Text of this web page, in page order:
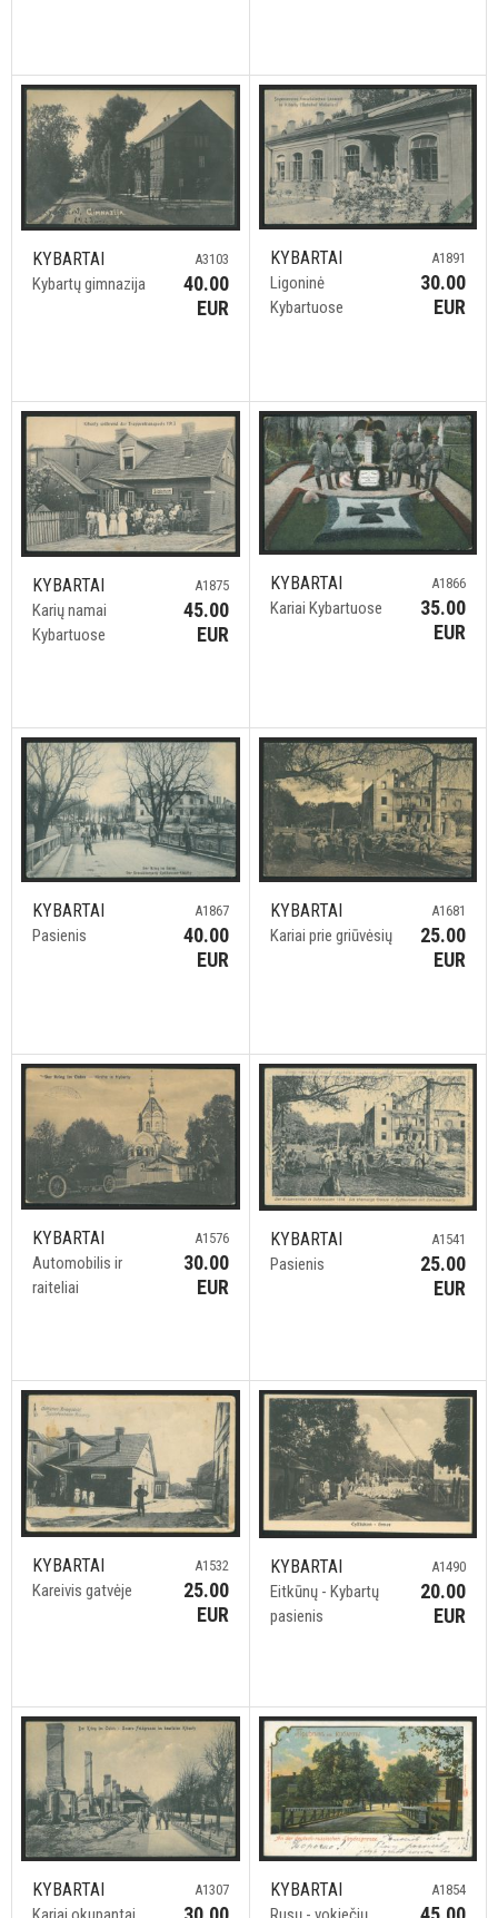
KYBARTAI
Kybartų gimnazija
A3103
40.00
EUR
KYBARTAI
Ligoninė
Kybartuose
A1891
30.00
EUR
KYBARTAI
Karių namai
Kybartuose
A1875
45.00
EUR
KYBARTAI
Kariai Kybartuose
A1866
35.00
EUR
KYBARTAI
Pasienis
A1867
40.00
EUR
KYBARTAI
Kariai prie griūvėsių
A1681
25.00
EUR
KYBARTAI
Automobilis ir
raiteliai
A1576
30.00
EUR
KYBARTAI
Pasienis
A1541
25.00
EUR
KYBARTAI
Kareivis gatvėje
A1532
25.00
EUR
KYBARTAI
Eitkūnų - Kybartų
pasienis
A1490
20.00
EUR
KYBARTAI A1307 KYBARTAI A1854